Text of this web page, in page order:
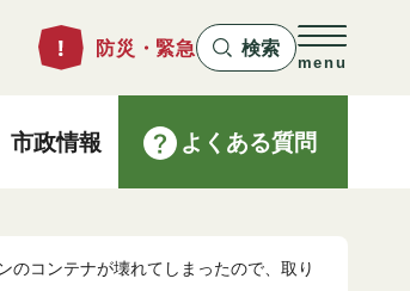
防災・緊急 検索
menu
市政情報 よくある質問
のコンテナが壊れてしまったので、取り